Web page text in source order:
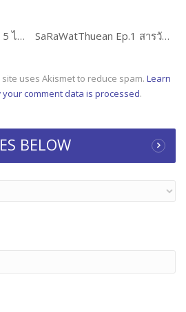
FaiRakPlerngKhaen EP.15 ไฟรักเพลิงแค้น SaRaWatThuean Ep.1 สารวัตรเถื่อน
site uses Akismet to reduce spam. Learn
your comment data is processed.
BELOW